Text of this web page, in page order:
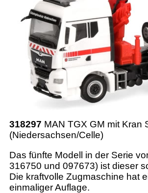
318297 MAN TGX GM mit Kran
(Niedersachsen/Celle)
Das fünfte Modell in der Serie
316750 und 097673) ist dieser
Die kraftvolle Zugmaschine hat
einmaliger Auflage.